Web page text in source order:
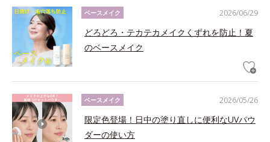
2026/06/29
ベースメイク
どろどろ・テカテカメイクくずれを防止！夏
のベースメイク
2026/05/26
ベースメイク
限定色登場！日中の塗り直しに便利なUVパウ
ダーの使い方